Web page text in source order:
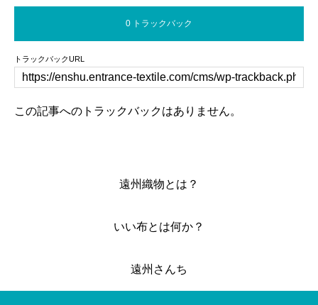
0 トラックバック
トラックバックURL
この記事へのトラックバックはありません。
遠州織物とは？
いい布とは何か？
遠州さんち